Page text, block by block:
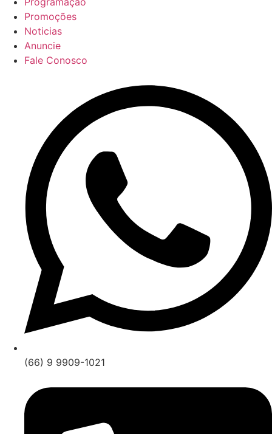
Promoções
Noticias
Anuncie
Fale Conosco
(66) 9 9909-1021